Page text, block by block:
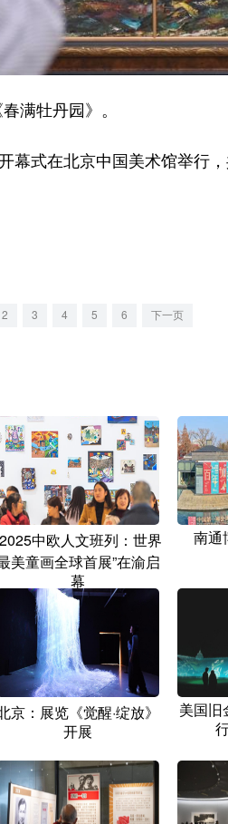
满牡丹园》。
式在北京中国美术馆举行，
2 3 4 5 6 下一页
中欧人文班列：世界
美童画全球首展”在渝启
幕
南通
京：展览《觉醒·绽放》
开展
美国旧